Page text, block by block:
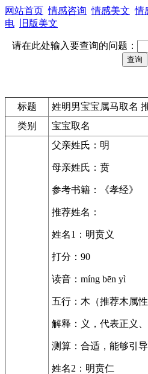
网站首页 情感咨询 情感美文 情
电
旧版美文
请在此处输入要查询的问题：
标题
姓明男宝宝属马取名
类别
宝宝取名
父亲姓氏：明
母亲姓氏：贲
参考书籍：《孝经》
推荐姓名：
姓名1：明贲义
打分：90
读音：míng bēn yì
五行：木（推荐木属性
解释：义，代表正义
测算：合适，能够引
姓名2：明贲仁